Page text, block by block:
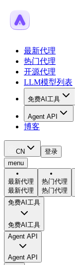
最新代理
热门代理
开源代理
LLM模型列表
免费AI工具
Agent API
博客
CN
登录
menu
最新代理
最新代理
热门代理
热门代理
免费AI工具
免费AI工具
Agent API
Agent API